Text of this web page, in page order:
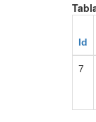
Id
7